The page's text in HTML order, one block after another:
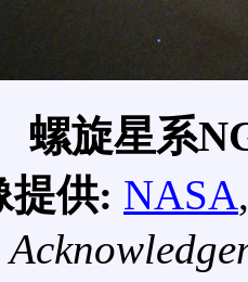
螺旋星系
提供: NASA